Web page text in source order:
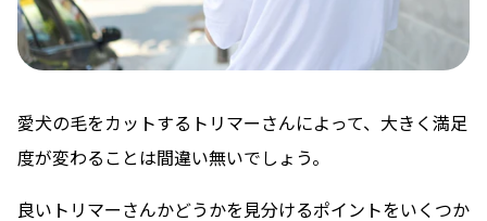
愛犬の毛をカットするトリマーさんによって、大きく満足
度が変わることは間違い無いでしょう。
良いトリマーさんかどうかを見分けるポイントをいくつか